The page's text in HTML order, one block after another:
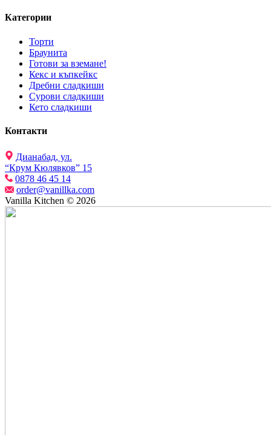
Категории
Торти
Браунита
Готови за вземане!
Кекс и къпкейкс
Дребни сладкиши
Сурови сладкиши
Кето сладкиши
Контакти
Дианабад, ул.
“Крум Кюлявков” 15
0878 46 45 14
order@vanillka.com
Vanilla Kitchen © 2026